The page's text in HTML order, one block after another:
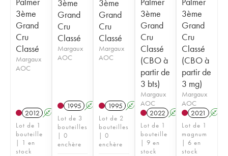
3ème
Grand
Cru
Classé
Margaux
AOC
2012 A
Lot de 1
bouteille
| 1 en
stock
3ème
Grand
Cru
Classé
Margaux
AOC
1995 A
Lot de 3
bouteilles
| 0
enchère
3ème
Grand
Cru
Classé
Margaux
AOC
1995 A
Lot de 2
bouteilles
| 0
enchère
3ème
Grand
Cru
Classé
(CBO à
partir de
3 bts)
Margaux
AOC
2022 A T
Lot de 1
bouteille
| 9 en
stock
3ème
Grand
Cru
Classé
(CBO à
partir de
3 mg)
Margaux
AOC
2021
A
Lot de 1
magnum
| 6 en
stock